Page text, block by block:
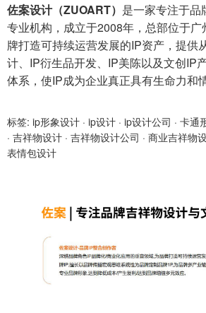
佐案设计（ZUOART） 是一家专注于品
专业机构，成立于2008年，总部位于
牌打造可持续运营发展的IP资产，提供
计、IP衍生品开发、IP美陈以及文创IP
体系，使IP成为企业真正具有生命力和
标签: ip形象设计 · ip设计 · ip设计公司 · 卡通
· 吉祥物设计 · 吉祥物设计公司 · 商业吉祥物
表情包设计